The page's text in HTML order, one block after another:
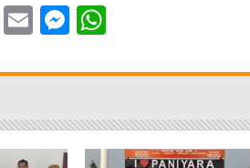
W
E
ai
M
ss
n
at
A